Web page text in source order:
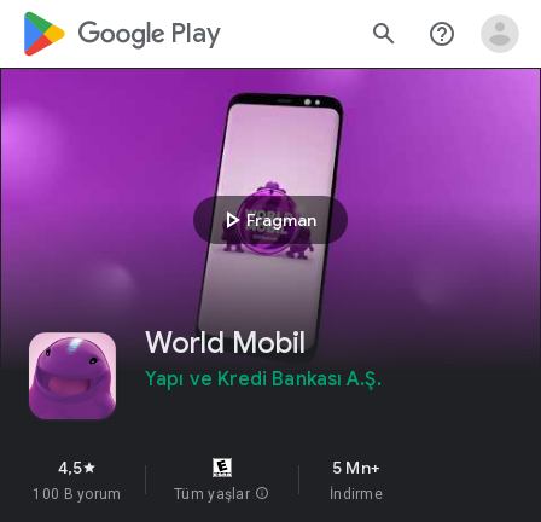
google_logo Play search help_outline
play_arrowFragman
World Mobil
Yapı ve Kredi Bankası A.Ş.
4,5star
100 B yorum Tüm yaşlar info
5 Mn+
İndirme